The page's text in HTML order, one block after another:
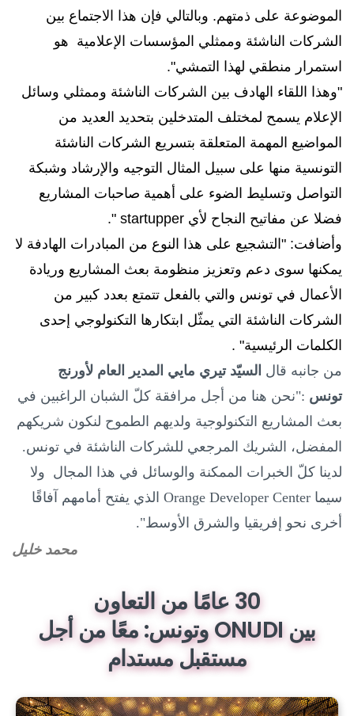
الموضوعة على ذمتهم. وبالتالي فإن هذا الاجتماع بين
الشركات الناشئة وممثلي المؤسسات الإعلامية هو
استمرار منطقي لهذا التمشي".
"وهذا اللقاء الهادف بين الشركات الناشئة وممثلي وسائل
الإعلام يسمح لمختلف المتدخلين بتحديد العديد من
المواضيع المهمة المتعلقة بتسريع الشركات الناشئة
التونسية منها على سبيل المثال التوجيه والإرشاد وشبكة
التواصل وتسليط الضوء على أهمية صاحبات المشاريع
فضلا عن مفاتيح النجاح لأي startupper
".
وأضافت: "التشجيع على هذا النوع من المبادرات الهادفة لا
يمكنها سوى دعم وتعزيز منظومة بعث المشاريع وريادة
الأعمال في تونس والتي بالفعل تتمتع بعدد كبير من
الشركات الناشئة التي يمثّل ابتكارها التكنولوجي إحدى
الكلمات الرئيسية" .
من جانبه قال السيّد تيري مايي المدير العام لأورنج
تونس :"نحن هنا من أجل مرافقة كلّ الشبان الراغبين في
بعث المشاريع التكنولوجية ولديهم الطموح لنكون شريكهم
المفضل، الشريك المرجعي للشركات الناشئة في تونس.
لدينا كلّ الخبرات الممكنة والوسائل في هذا المجال ولا
سيما Orange Developer Center الذي يفتح أمامهم آفاقًا
أخرى نحو إفريقيا والشرق الأوسط".
محمد خليل
30 عامًا من التعاون
بين ONUDI وتونس: معًا من أجل
مستقبل مستدام